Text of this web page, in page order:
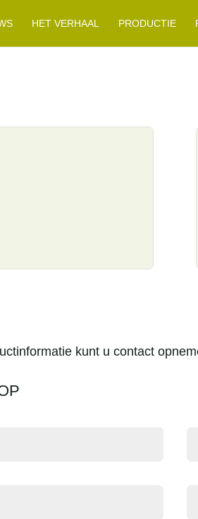
HET VERHAAL PRODUCTIE
kunt u contact